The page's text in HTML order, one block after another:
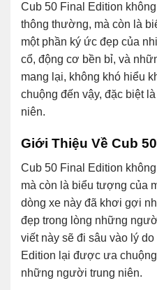
Cub 50 Final Edition
thông thường, mà còn là
một phần ký ức đẹp của
cổ, động cơ bền bỉ, và
mang lại, không khó hiểu
chuộng đến vậy, đặc biệt
niên.
Giới Thiệu Về Cub
Cub 50 Final Edition
mà còn là biểu tượng của
dòng xe này đã khơi gợi
đẹp trong lòng những
viết này sẽ đi sâu vào lý do
Edition lại được ưa
những người trung niên.